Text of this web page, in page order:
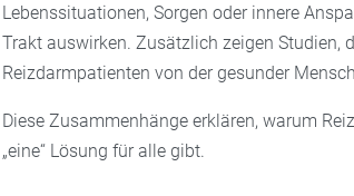
Lebenssituationen, Sorgen oder innere
Trakt auswirken. Zusätzlich zeigen Studien,
Reizdarmpatienten von der gesunder
Diese Zusammenhänge erklären, warum
„eine“ Lösung für alle gibt.